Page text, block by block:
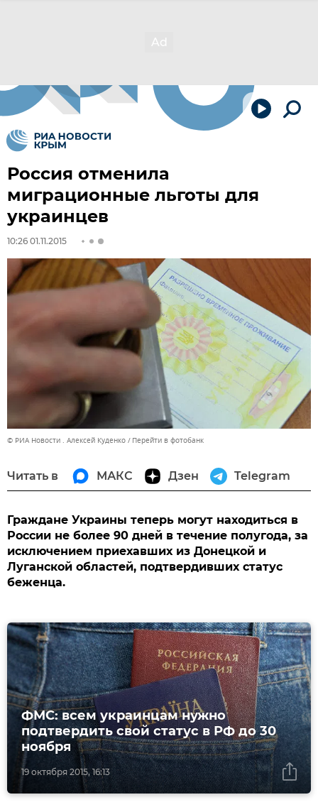
Россия отменила
миграционные льготы для
украинцев
10:26 01.11.2015
© РИА Новости . Алексей Куденко Перейти в фотобанк
Читать в МАКС Дзен Telegram
Граждане Украины теперь могут находиться в
России не более 90 дней в течение полугода, за
исключением приехавших из Донецкой и
Луганской областей, подтвердивших статус
беженца.
19 октября 2015, 16:13
ФМС: всем украинцам нужно
подтвердить свой статус в РФ до 30
ноября